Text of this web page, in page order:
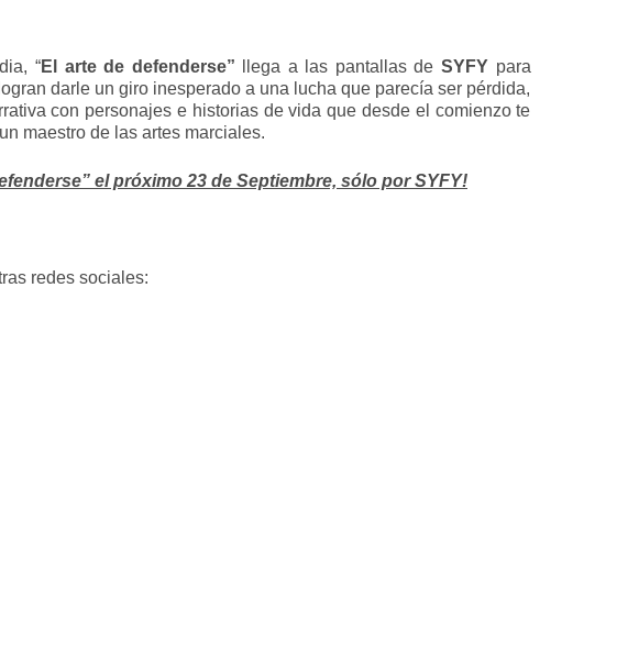
“El arte de defenderse” llega a las pantallas de SYFY para
darle un giro inesperado a una lucha que parecía ser pérdida,
con personajes e historias de vida que desde el comienzo te
maestro de las artes marciales.
el próximo 23 de Septiembre, sólo por SYFY!
redes sociales: